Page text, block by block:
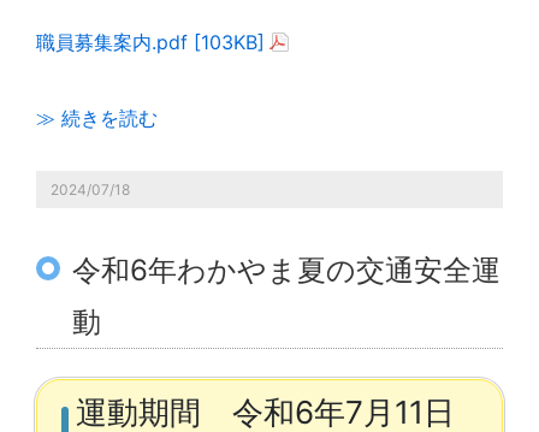
職員募集案内.pdf [103KB]
≫ 続きを読む
2024/07/18
令和6年わかやま夏の交通安全運
動
運動期間 令和6年7月11日